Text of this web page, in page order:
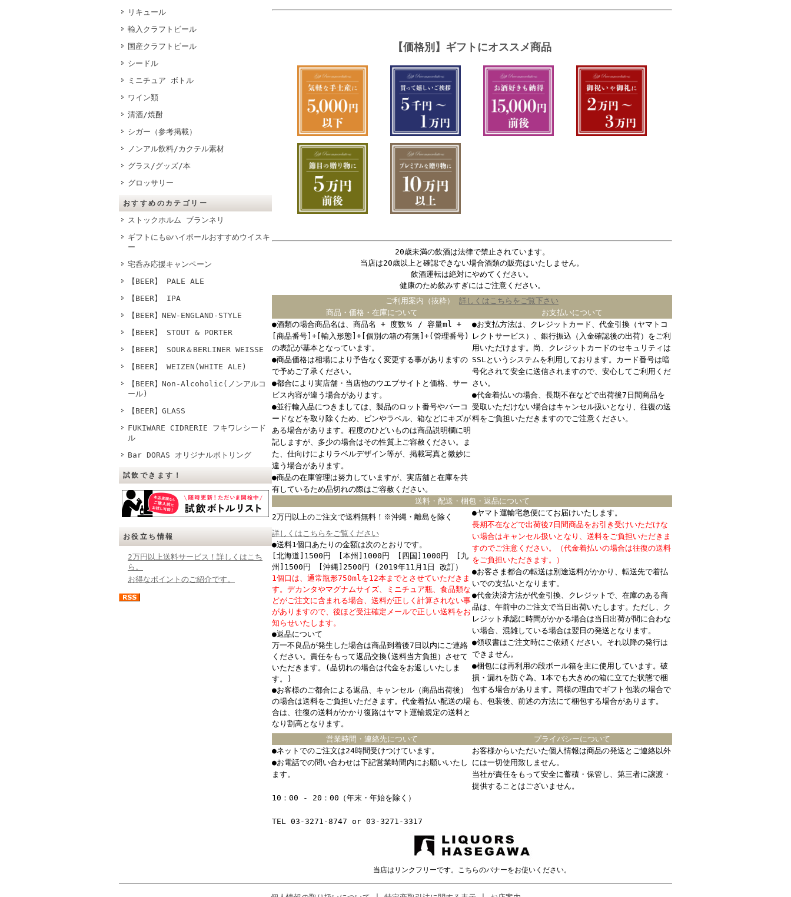
リキュール
輸入クラフトビール
国産クラフトビール
シードル
ミニチュア ボトル
ワイン類
清酒/焼酎
シガー（参考掲載）
ノンアル飲料/カクテル素材
グラス/グッズ/本
グロッサリー
おすすめのカテゴリー
ストックホルム ブランネリ
ギフトにも◎ハイボールおすすめウイスキ
ー
宅呑み応援キャンペーン
【BEER】 PALE ALE
【BEER】 IPA
【BEER】NEW-ENGLAND-STYLE
【BEER】 STOUT & PORTER
【BEER】 SOUR＆BERLINER WEISSE
【BEER】 WEIZEN(WHITE ALE)
【BEER】Non-Alcoholic(ノンアルコ
ール)
【BEER】GLASS
FUKIWARE CIDRERIE フキワレシード
ル
Bar DORAS オリジナルボトリング
試飲できます！
お役立ち情報
2万円以上送料サービス！詳しくはこち
ら。
お得なポイントのご紹介です。
20歳未満の飲酒は法律で禁止されています。
当店は20歳以上と確認できない場合酒類の販売はいたしません。
飲酒運転は絶対にやめてください。
健康のため飲みすぎにはご注意ください。
ご利用案内（抜粋） 詳しくはこちらをご覧下さい
商品・価格・在庫について
お支払いについて
●酒類の場合商品名は、商品名 + 度数％ / 容量ml +
[商品番号]+[輸入形態]+[個別の箱の有無]+(管理番号)
の表記が基本となっています。
●商品価格は相場により予告なく変更する事がありますの
で予めご了承ください。
●都合により実店舗・当店他のウエブサイトと価格、サー
ビス内容が違う場合があります。
●並行輸入品につきましては、製品のロット番号やバーコ
ードなどを取り除くため、ビンやラベル、箱などにキズが
ある場合があります。程度のひどいものは商品説明欄に明
記しますが、多少の場合はその性質上ご容赦ください。ま
た、仕向けによりラベルデザイン等が、掲載写真と微妙に
違う場合があります。
●商品の在庫管理は努力していますが、実店舗と在庫を共
有しているため品切れの際はご容赦ください。
●お支払方法は、クレジットカード、代金引換（ヤマトコ
レクトサービス）、銀行振込（入金確認後の出荷）をご利
用いただけます。尚、クレジットカードのセキュリティは
SSLというシステムを利用しております。カード番号は暗
号化されて安全に送信されますので、安心してご利用くだ
さい。
●代金着払いの場合、長期不在などで出荷後7日間商品を
受取いただけない場合はキャンセル扱いとなり、往復の送
料をご負担いただきますのでご注意ください。
送料・配送・梱包・返品について
2万円以上のご注文で送料無料！※沖縄・離島を除く
詳しくはこちらをご覧ください
●送料1個口あたりの金額は次のとおりです。
[北海道]1500円 [本州]1000円 [四国]1000円 [九
州]1500円 [沖縄]2500円 (2019年11月1日 改訂）
1個口は、通常瓶形750mlを12本までとさせていただきま
す。デカンタやマグナムサイズ、ミニチュア瓶、食品類な
どがご注文に含まれる場合、送料が正しく計算されない事
がありますので、後ほど受注確定メールで正しい送料をお
知らせいたします。
●返品について
万一不良品が発生した場合は商品到着後7日以内にご連絡
ください。責任をもって返品交換(送料当方負担）させて
いただきます。(品切れの場合は代金をお返しいたしま
す。)
●お客様のご都合による返品、キャンセル（商品出荷後）
の場合は送料をご負担いただきます。代金着払い配送の場
合は、往復の送料がかかり復路はヤマト運輸規定の送料と
なり割高となります。
●ヤマト運輸宅急便にてお届けいたします。
長期不在などで出荷後7日間商品をお引き受けいただけな
い場合はキャンセル扱いとなり、送料をご負担いただきま
すのでご注意ください。（代金着払いの場合は往復の送料
をご負担いただきます。）
●お客さま都合の転送は別途送料がかかり、転送先で着払
いでの支払いとなります。
●代金決済方法が代金引換、クレジットで、在庫のある商
品は、午前中のご注文で当日出荷いたします。ただし、ク
レジット承認に時間がかかる場合は当日出荷が間に合わな
い場合、混雑している場合は翌日の発送となります。
●領収書はご注文時にご依頼ください。それ以降の発行は
できません。
●梱包には再利用の段ボール箱を主に使用しています。破
損・漏れを防ぐ為、1本でも大きめの箱に立てた状態で梱
包する場合があります。同様の理由でギフト包装の場合で
も、包装後、前述の方法にて梱包する場合があります。
営業時間・連絡先について
プライバシーについて
●ネットでのご注文は24時間受けつけています。
●お電話での問い合わせは下記営業時間内にお願いいたし
ます。
10：00 - 20：00（年末・年始を除く）
TEL 03-3271-8747 or 03-3271-3317
お客様からいただいた個人情報は商品の発送とご連絡以外
には一切使用致しません。
当社が責任をもって安全に蓄積・保管し、第三者に譲渡・
提供することはございません。
当店はリンクフリーです。こちらのバナーをお使いください。